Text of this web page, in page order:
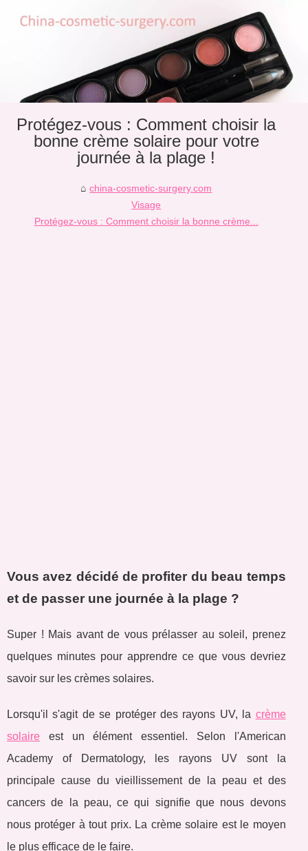
Protégez-vous : Comment choisir la
bonne crème solaire pour votre
journée à la plage !
china-cosmetic-surgery.com
Visage
Protégez-vous : Comment choisir la bonne crème...
Vous avez décidé de profiter du beau temps
et de passer une journée à la plage ?
Super ! Mais avant de vous prélasser au soleil, prenez
quelques minutes pour apprendre ce que vous devriez
savoir sur les crèmes solaires.
Lorsqu'il s'agit de se protéger des rayons UV, la crème
solaire est un élément essentiel. Selon l'American
Academy of Dermatology, les rayons UV sont la
principale cause du vieillissement de la peau et des
cancers de la peau, ce qui signifie que nous devons
nous protéger à tout prix. La crème solaire est le moyen
le plus efficace de le faire.